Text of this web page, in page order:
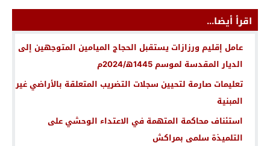
اقرأ أيضا...
عامل إقليم ورزازات يستقبل الحجاج الميامين المتوجهين إلى
الديار المقدسة لموسم 1445ه‍/2024م
تعليمات صارمة لتحيين سجلات التضريب المتعلقة بالأراضي غير
المبنية
استئناف محاكمة المتهمة في الاعتداء الوحشي على
التلميذة سلمى بمراكش